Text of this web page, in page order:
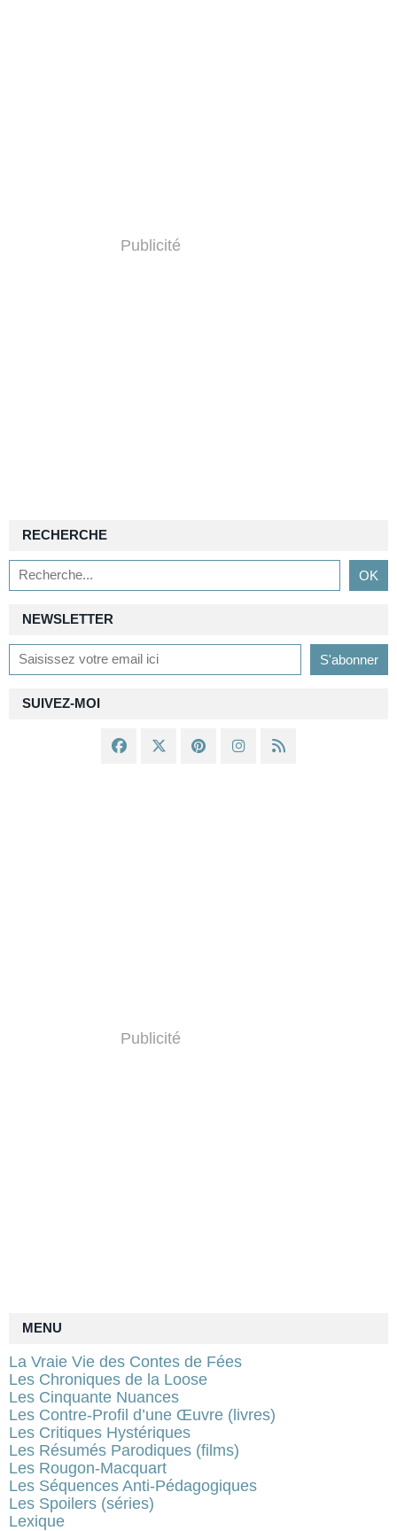
Publicité
NEWSLETTER
SUIVEZ-MOI
RECHERCHE
Publicité
MENU
La Vraie Vie des Contes de Fées
Les Chroniques de la Loose
Les Cinquante Nuances
Les Contre-Profil d’une Œuvre (livres)
Les Critiques Hystériques
Les Résumés Parodiques (films)
Les Rougon-Macquart
Les Séquences Anti-Pédagogiques
Les Spoilers (séries)
Lexique